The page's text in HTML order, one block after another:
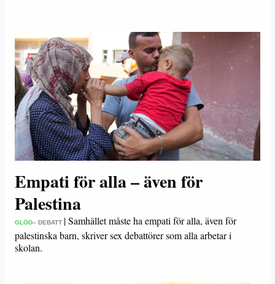
Empati för alla – även för
Palestina
GLÖD– DEBATT |Samhället måste ha empati för alla, även för
palestinska barn, skriver sex debattörer som alla arbetar i
skolan.